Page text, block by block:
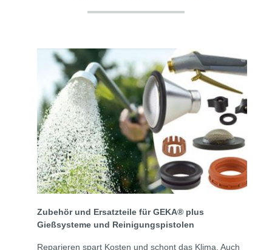
Zubehör und Ersatzteile für GEKA® plus
Gießsysteme und Reinigungspistolen
Reparieren spart Kosten und schont das Klima. Auch